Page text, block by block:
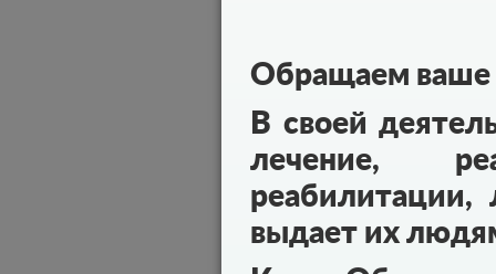
Обращаем ваше
В своей
лечение,
реабилитации,
выдает их